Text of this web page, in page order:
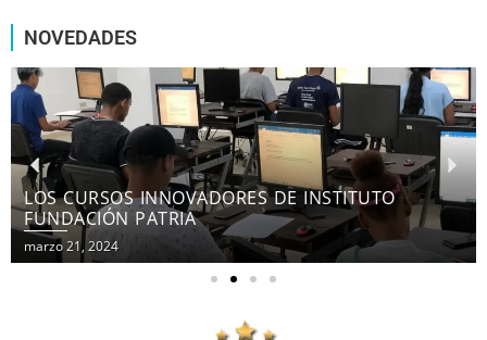
NOVEDADES
LOS CURSOS INNOVADORES DE INSTITUTO
FUNDACIÓN PATRIA
marzo 21, 2024